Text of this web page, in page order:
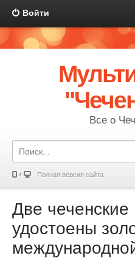
Войти
Все о
Полная версия сайта
Две чеченские
удостоены